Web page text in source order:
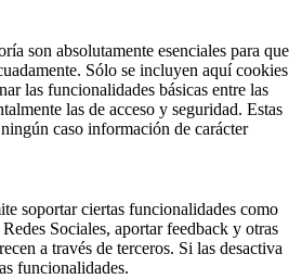
son absolutamente esenciales para que
Sólo se incluyen aquí cookies
las funcionalidades básicas entre las
las de acceso y seguridad. Estas
caso información de carácter
soportar ciertas funcionalidades como
Sociales, aportar feedback y otras
a través de terceros. Si las desactiva
funcionalidades.